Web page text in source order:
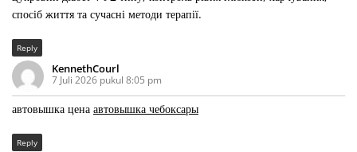
спосіб життя та сучасні методи терапії.
Reply
KennethCourl
7 Juli 2026 pukul 8:05 pm
автовышка цена автовышка чебоксары
Reply